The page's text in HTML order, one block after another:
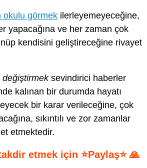
okulu görmek ilerleyemeyeceğine,
yapacağına ve her zaman çok
kendisini geliştireceğine rivayet
sevindirici haberler
kalınan bir durumda hayatı
bir karar verileceğine, çok
sıkıntılı ve zor zamanlar
etmektedir.
etmek için ⭐Paylaş⭐ 🙏